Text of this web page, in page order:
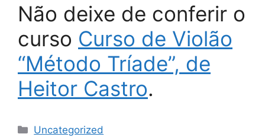
Não deixe de conferir o
curso Curso de Violão
“Método Tríade”, de
Heitor Castro.
Categorias
Uncategorized